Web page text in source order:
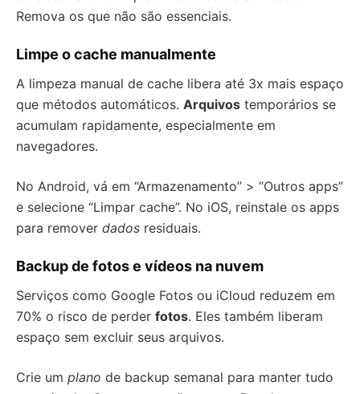
Remova os que não são essenciais.
Limpe o cache manualmente
A limpeza manual de cache libera até 3x mais espaço
que métodos automáticos. Arquivos temporários se
acumulam rapidamente, especialmente em
navegadores.
No Android, vá em “Armazenamento” > “Outros apps”
e selecione “Limpar cache”. No iOS, reinstale os apps
para remover dados residuais.
Backup de fotos e vídeos na nuvem
Serviços como Google Fotos ou iCloud reduzem em
70% o risco de perder fotos. Eles também liberam
espaço sem excluir seus arquivos.
Crie um plano de backup semanal para manter tudo